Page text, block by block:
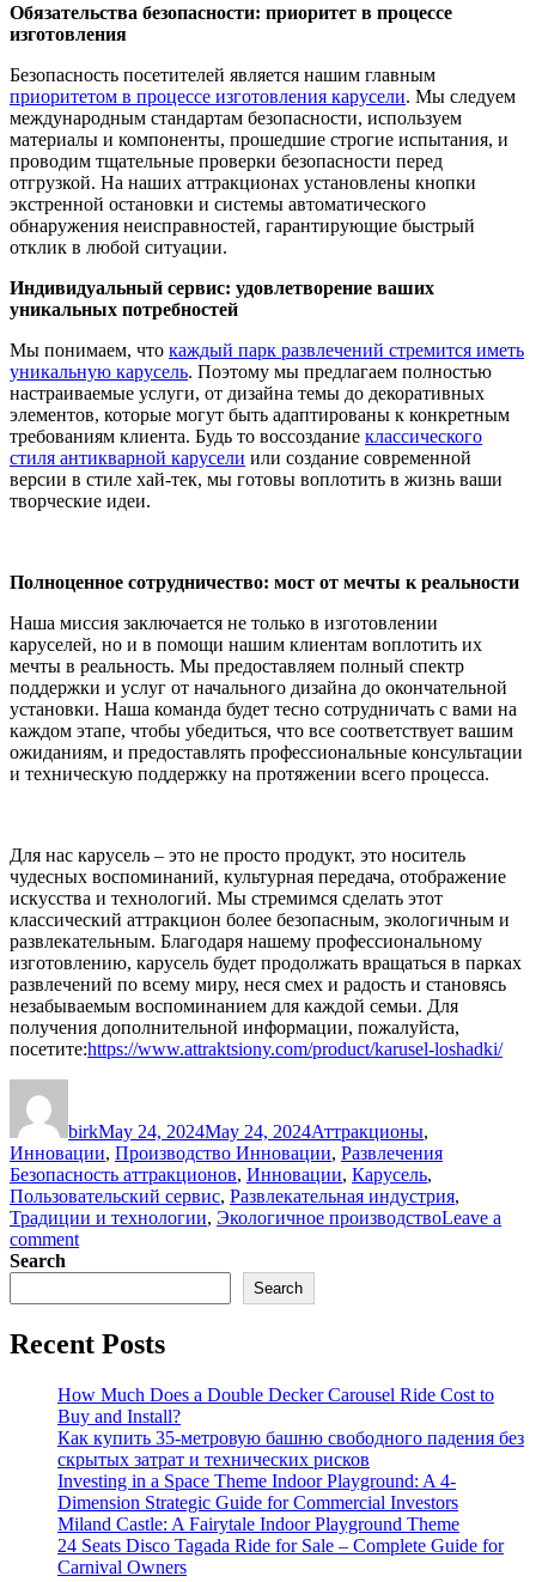
Обязательства безопасности: приоритет в процессе
изготовления
Безопасность посетителей является нашим главным
приоритетом в процессе изготовления карусели. Мы следуем
международным стандартам безопасности, используем
материалы и компоненты, прошедшие строгие испытания, и
проводим тщательные проверки безопасности перед
отгрузкой. На наших аттракционах установлены кнопки
экстренной остановки и системы автоматического
обнаружения неисправностей, гарантирующие быстрый
отклик в любой ситуации.
Индивидуальный сервис: удовлетворение ваших
уникальных потребностей
Мы понимаем, что каждый парк развлечений стремится иметь
уникальную карусель. Поэтому мы предлагаем полностью
настраиваемые услуги, от дизайна темы до декоративных
элементов, которые могут быть адаптированы к конкретным
требованиям клиента. Будь то воссоздание классического
стиля антикварной карусели или создание современной
версии в стиле хай-тек, мы готовы воплотить в жизнь ваши
творческие идеи.
Полноценное сотрудничество: мост от мечты к реальности
Наша миссия заключается не только в изготовлении
каруселей, но и в помощи нашим клиентам воплотить их
мечты в реальность. Мы предоставляем полный спектр
поддержки и услуг от начального дизайна до окончательной
установки. Наша команда будет тесно сотрудничать с вами на
каждом этапе, чтобы убедиться, что все соответствует вашим
ожиданиям, и предоставлять профессиональные консультации
и техническую поддержку на протяжении всего процесса.
Для нас карусель – это не просто продукт, это носитель
чудесных воспоминаний, культурная передача, отображение
искусства и технологий. Мы стремимся сделать этот
классический аттракцион более безопасным, экологичным и
развлекательным. Благодаря нашему профессиональному
изготовлению, карусель будет продолжать вращаться в парках
развлечений по всему миру, неся смех и радость и становясь
незабываемым воспоминанием для каждой семьи. Для
получения дополнительной информации, пожалуйста,
посетите:https://www.attraktsiony.com/product/karusel-loshadki/
birkMay 24, 2024May 24, 2024Аттракционы,
Инновации, Производство Инновации, РазвлеченияTags
Безопасность аттракционов, Инновации, Карусель,
Пользовательский сервис, Развлекательная индустрия,
Традиции и технологии, Экологичное производствоLeave a
commenton
сочетание
обаяния
передовых
технологий
в
искусстве
создания
Search
Search
Recent Posts
How Much Does a Double Decker Carousel Ride Cost to
Buy and Install?
Как купить 35-метровую башню свободного падения без
скрытых затрат и технических рисков
Investing in a Space Theme Indoor Playground: A 4-
Dimension Strategic Guide for Commercial Investors
Miland Castle: A Fairytale Indoor Playground Theme
24 Seats Disco Tagada Ride for Sale – Complete Guide for
Carnival Owners